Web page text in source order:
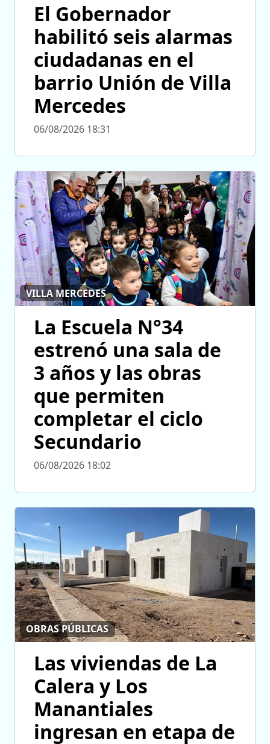
El Gobernador
habilitó seis alarmas
ciudadanas en el
barrio Unión de Villa
Mercedes
06/08/2026 18:31
VILLA MERCEDES
La Escuela N°34
estrenó una sala de
3 años y las obras
que permiten
completar el ciclo
Secundario
06/08/2026 18:02
OBRAS PÚBLICAS
Las viviendas de La
Calera y Los
Manantiales
ingresan en etapa de